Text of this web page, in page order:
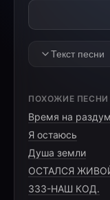
Текст песни
Ритм
Где победа
Ставрополь
ПОХОЖИЕ ПЕСНИ
Время на
Я остаюсь
Душа земли
ОСТАЛСЯ
333-НАШ КОД.